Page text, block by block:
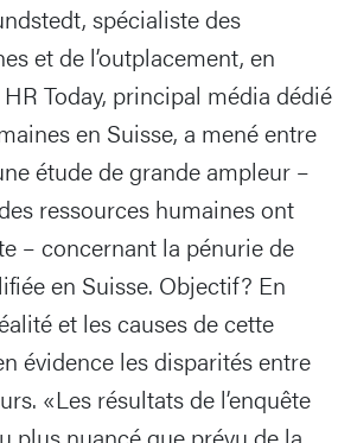
spécialiste des
et de l’outplacement, en
Today, principal média dédié
en Suisse, a mené entre
étude de grande ampleur –
ressources humaines ont
– concernant la pénurie de
en Suisse. Objectif? En
et les causes de cette
évidence les disparités entre
«Les résultats de l’enquête